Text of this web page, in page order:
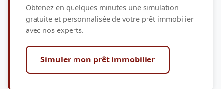
Obtenez en quelques minutes une simulation
gratuite et personnalisée de votre prêt immobilier
avec nos experts.
Simuler mon prêt immobilier